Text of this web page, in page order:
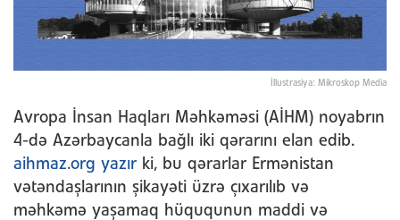
İllustrasiya: Mikroskop Media
Avropa İnsan Haqları Məhkəməsi (AİHM) noyabrın
4-də Azərbaycanla bağlı iki qərarını elan edib.
aihmaz.org yazır ki, bu qərarlar Ermənistan
vətəndaşlarının şikayəti üzrə çıxarılıb və
məhkəmə yaşamaq hüququnun maddi və